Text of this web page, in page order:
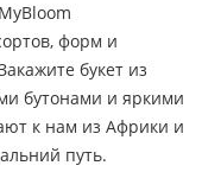
форм и
букет из
бутонами и яркими
к нам из Африки и
путь.